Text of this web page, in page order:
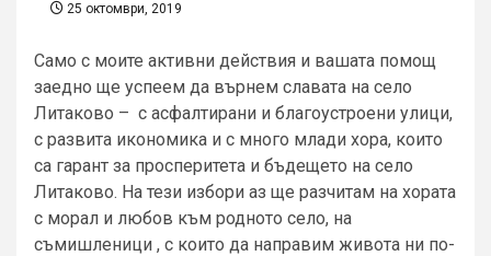
25 октомври, 2019
Само с моите активни действия и вашата помощ
заедно ще успеем да върнем славата на село
Литаково – с асфалтирани и благоустроени улици,
с развита икономика и с много млади хора, които
са гарант за просперитета и бъдещето на село
Литаково. На тези избори аз ще разчитам на хората
с морал и любов към родното село, на
съмишленици , с които да направим живота ни по-